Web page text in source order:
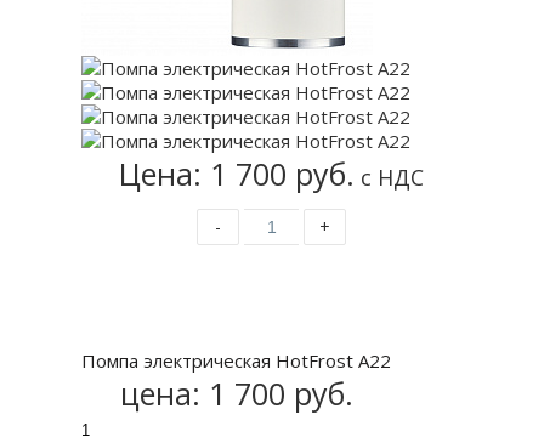
Цена: 1 700 руб. с НДС
- +
Помпа электрическая HotFrost A22
цена: 1 700 руб.